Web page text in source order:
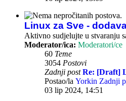
Linux za Sve -
Aktivno sudjelujte u stvaranju
Moderator/ica: Moderatori/ce
60 Teme
3054 Postovi
Zadnji post Re: [Draft]
Postao/la Yorkin Zadnji
03 lip 2024, 14:51